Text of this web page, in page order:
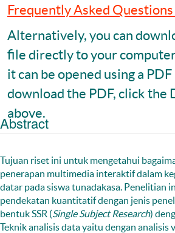
Frequently Asked Questions
Alternatively, you can
file directly to your
it can be opened using a
download the PDF, click the
above.
Abstract
Tujuan riset ini untuk mengetahui
penerapan multimedia interaktif dalam
datar pada siswa tunadakasa. Penelitian
pendekatan kuantitatif dengan jenis
bentuk SSR (Single Subject Research)
Teknik analisis data yaitu dengan analisis